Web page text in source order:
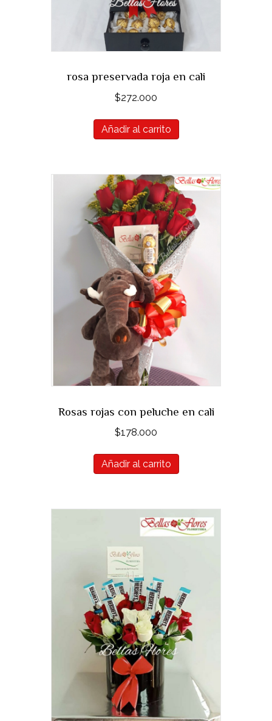
rosa preservada roja en cali
$272.000
Añadir al carrito
Rosas rojas con peluche en cali
$178.000
Añadir al carrito